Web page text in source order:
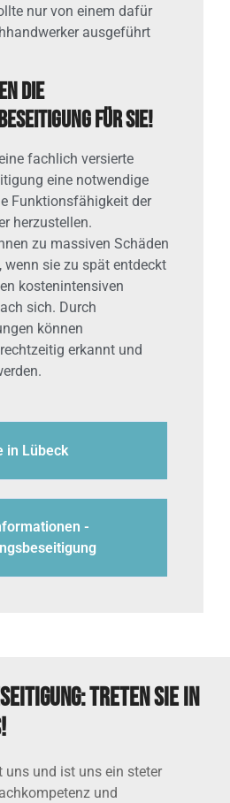
nur von einem dafür
ausgeführt
die
für Sie!
fachlich versierte
eine notwendige
Funktionsfähigkeit der
herzustellen.
zu massiven Schäden
wenn sie zu spät entdeckt
kostenintensiven
sich. Durch
können
erkannt und
in Lübeck
-
Treten Sie in
uns und ist uns ein steter
und